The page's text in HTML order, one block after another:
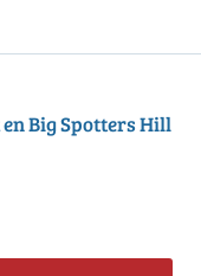
Big Spotters Hill